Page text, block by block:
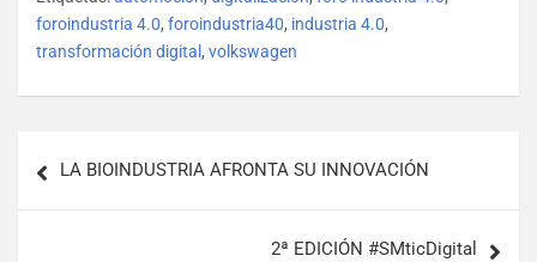
foroindustria 4.0, foroindustria40, industria 4.0,
transformación digital , volkswagen
LA BIOINDUSTRIA AFRONTA SU INNOVACIÓN
2ª EDICIÓN #SMticDigital